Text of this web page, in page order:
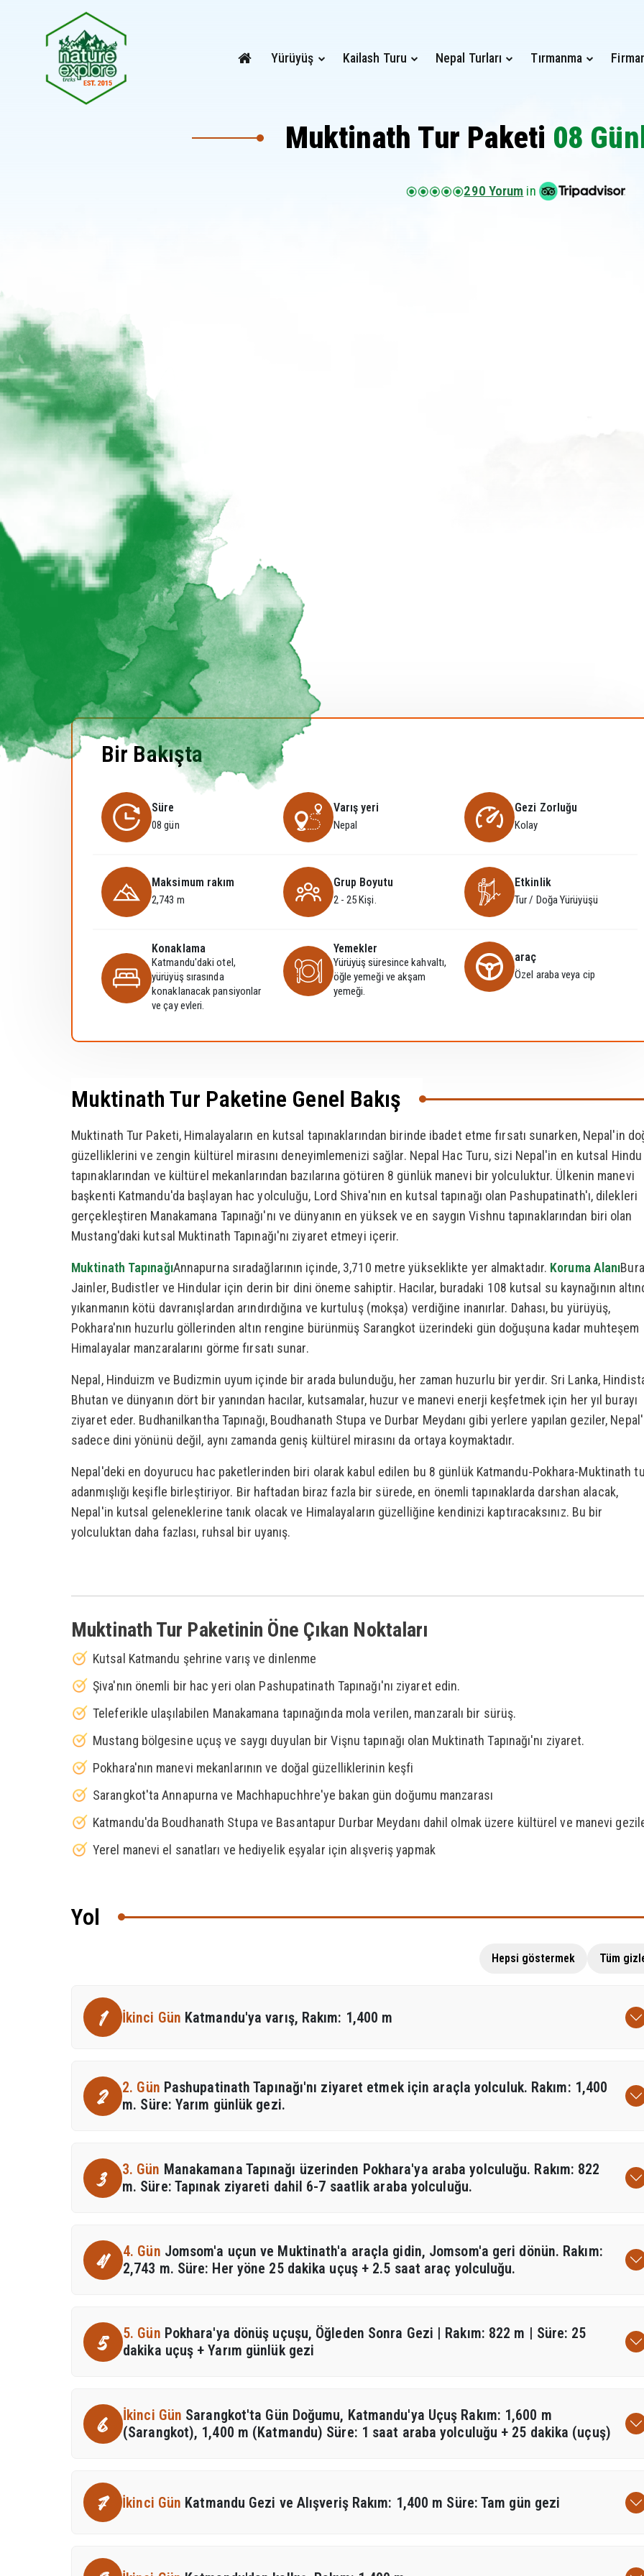
Yürüyüş Kailash Turu Nepal Turları Tırmanma
Muktinath Tur Paketi 08
290 Yorum in
Bir Bakışta
Süre
08 gün
Varış yeri
Nepal
Gezi Zorluğu
Kolay
Maksimum rakım
2,743 m
Grup Boyutu
2 - 25 Kişi.
Etkinlik
Tur / Doğa Yürüyüşü
Konaklama
Katmandu'daki otel,
yürüyüş sırasında
konaklanacak pansiyonlar
ve çay evleri.
Yemekler
Yürüyüş süresince kahvaltı,
öğle yemeği ve akşam
yemeği.
araç
Özel araba veya cip
Muktinath Tur Paketine Genel Bakış
Muktinath Tur Paketi, Himalayaların en kutsal tapınaklarından birinde ibadet etme fırsatı sunarken, Nepal'in
güzelliklerini ve zengin kültürel mirasını deneyimlemenizi sağlar. Nepal Hac Turu, sizi Nepal'in en kutsal Hindu
tapınaklarından ve kültürel mekanlarından bazılarına götüren 8 günlük manevi bir yolculuktur. Ülkenin manevi
başkenti Katmandu'da başlayan hac yolculuğu, Lord Shiva'nın en kutsal tapınağı olan Pashupatinath'ı, dilekleri
gerçekleştiren Manakamana Tapınağı'nı ve dünyanın en yüksek ve en saygın Vishnu tapınaklarından biri olan
Mustang'daki kutsal Muktinath Tapınağı'nı ziyaret etmeyi içerir.
Muktinath TapınağıAnnapurna sıradağlarının içinde, 3,710 metre yükseklikte yer almaktadır. Koruma Alanı
Jainler, Budistler ve Hindular için derin bir dini öneme sahiptir. Hacılar, buradaki 108 kutsal su kaynağının
yıkanmanın kötü davranışlardan arındırdığına ve kurtuluş (mokşa) verdiğine inanırlar. Dahası, bu yürüyüş,
Pokhara'nın huzurlu göllerinden altın rengine bürünmüş Sarangkot üzerindeki gün doğuşuna kadar muhteşem
Himalayalar manzaralarını görme fırsatı sunar.
Nepal, Hinduizm ve Budizmin uyum içinde bir arada bulunduğu, her zaman huzurlu bir yerdir. Sri Lanka,
Bhutan ve dünyanın dört bir yanından hacılar, kutsamalar, huzur ve manevi enerji keşfetmek için her yıl burayı
ziyaret eder. Budhanilkantha Tapınağı, Boudhanath Stupa ve Durbar Meydanı gibi yerlere yapılan geziler,
sadece dini yönünü değil, aynı zamanda geniş kültürel mirasını da ortaya koymaktadır.
Nepal'deki en doyurucu hac paketlerinden biri olarak kabul edilen bu 8 günlük Katmandu-Pokhara-Muktinath
adanmışlığı keşifle birleştiriyor. Bir haftadan biraz fazla bir sürede, en önemli tapınaklarda darshan alacak,
Nepal'in kutsal geleneklerine tanık olacak ve Himalayaların güzelliğine kendinizi kaptıracaksınız. Bu bir
yolculuktan daha fazlası, ruhsal bir uyanış.
Muktinath Tur Paketinin Öne Çıkan Noktaları
Kutsal Katmandu şehrine varış ve dinlenme
Şiva'nın önemli bir hac yeri olan Pashupatinath Tapınağı'nı ziyaret edin.
Teleferikle ulaşılabilen Manakamana tapınağında mola verilen, manzaralı bir sürüş.
Mustang bölgesine uçuş ve saygı duyulan bir Vişnu tapınağı olan Muktinath Tapınağı'nı ziyaret.
Pokhara'nın manevi mekanlarının ve doğal güzelliklerinin keşfi
Sarangkot'ta Annapurna ve Machhapuchhre'ye bakan gün doğumu manzarası
Katmandu'da Boudhanath Stupa ve Basantapur Durbar Meydanı dahil olmak üzere kültürel ve manevi
Yerel manevi el sanatları ve hediyelik eşyalar için alışveriş yapmak
Yol
Hepsi göstermek Tüm
1 İkinci Gün Katmandu'ya varış, Rakım: 1,400 m
2 2. Gün Pashupatinath Tapınağı'nı ziyaret etmek için araçla yolculuk. Rakım: 1,400
m. Süre: Yarım günlük gezi.
3 3. Gün Manakamana Tapınağı üzerinden Pokhara'ya araba yolculuğu. Rakım: 822
m. Süre: Tapınak ziyareti dahil 6-7 saatlik araba yolculuğu.
4 4. Gün Jomsom'a uçun ve Muktinath'a araçla gidin, Jomsom'a geri dönün. Rakım:
2,743 m. Süre: Her yöne 25 dakika uçuş + 2.5 saat araç yolculuğu.
5 5. Gün Pokhara'ya dönüş uçuşu, Öğleden Sonra Gezi | Rakım: 822 m | Süre: 25
dakika uçuş + Yarım günlük gezi
6 İkinci Gün Sarangkot'ta Gün Doğumu, Katmandu'ya Uçuş Rakım: 1,600 m
(Sarangkot), 1,400 m (Katmandu) Süre: 1 saat araba yolculuğu + 25 dakika (uçuş)
7 İkinci Gün Katmandu Gezi ve Alışveriş Rakım: 1,400 m Süre: Tam gün gezi